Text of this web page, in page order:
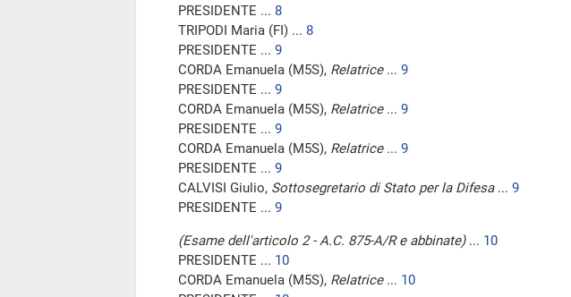
PRESIDENTE ... 8
TRIPODI Maria (FI) ... 8
PRESIDENTE ... 9
CORDA Emanuela (M5S), Relatrice... 9
PRESIDENTE ... 9
CORDA Emanuela (M5S), Relatrice... 9
PRESIDENTE ... 9
CORDA Emanuela (M5S), Relatrice... 9
PRESIDENTE ... 9
CALVISI Giulio, Sottosegretario di Stato per la Difesa... 9
PRESIDENTE ... 9
(Esame dell'articolo 2 - A.C. 875-A/R e abbinate)... 10
PRESIDENTE ... 10
CORDA Emanuela (M5S), Relatrice... 10